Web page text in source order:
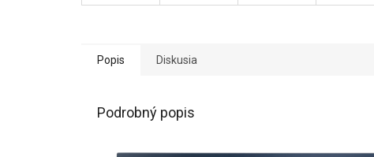
Popis Diskusia
Podrobný popis